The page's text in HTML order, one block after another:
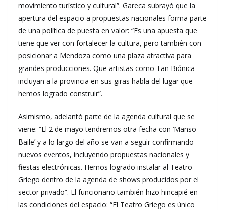
movimiento turístico y cultural”. Gareca subrayó que la
apertura del espacio a propuestas nacionales forma parte
de una política de puesta en valor: “Es una apuesta que
tiene que ver con fortalecer la cultura, pero también con
posicionar a Mendoza como una plaza atractiva para
grandes producciones. Que artistas como Tan Biónica
incluyan a la provincia en sus giras habla del lugar que
hemos logrado construir”.
Asimismo, adelantó parte de la agenda cultural que se
viene: “El 2 de mayo tendremos otra fecha con ‘Manso
Baile’ y a lo largo del año se van a seguir confirmando
nuevos eventos, incluyendo propuestas nacionales y
fiestas electrónicas. Hemos logrado instalar al Teatro
Griego dentro de la agenda de shows producidos por el
sector privado”. El funcionario también hizo hincapié en
las condiciones del espacio: “El Teatro Griego es único